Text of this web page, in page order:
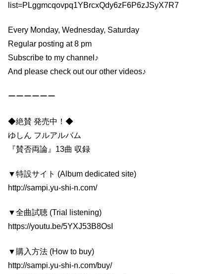
list=PLggmcqovpq1YBrcxQdy6zF6P6zJSyX7R7
Every Monday, Wednesday, Saturday
Regular posting at 8 pm
Subscribe to my channel♪
And please check out our other videos♪
ーーーーーー
◆絶賛 発売中！◆
ゆしん フルアルバム
『賛否両論』13曲 収録
▼特設サイト (Album dedicated site)
http://sampi.yu-shi-n.com/
▼全曲試聴 (Trial listening)
https://youtu.be/5YXJ53B8OsI
▼購入方法 (How to buy)
http://sampi.yu-shi-n.com/buy/